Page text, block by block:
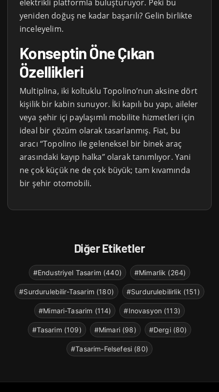
elektrikli platformla buluşturuyor. Peki bu
yeniden doğuş ne kadar başarılı? Gelin birlikte
inceleyelim.
Konseptin Öne Çıkan
Özellikleri
Multiplina, iki koltuklu Topolino’nun aksine dört
kişilik bir kabin sunuyor. İki kapılı bu yapı, aileler
veya şehir içi paylaşımlı mobilite hizmetleri için
ideal bir çözüm olarak tasarlanmış. Fiat, bu
aracı “Topolino ile geleneksel bir binek araç
arasındaki kayıp halka” olarak tanımlıyor. Yani
ne çok küçük ne de çok büyük; tam kıvamında
bir şehir otomobili.
Diğer Etiketler
#Endustriyel Tasarim (440) #Mimarlik (264)
#Surdurulebilir-Tasarim (180) #Surdurulebilirlik (151)
#Mimari-Tasarim (114) #Inovasyon (113)
#Tasarim (109) #Mimari (98) #Dergi (80)
#Tasarim-Felsefesi (80)